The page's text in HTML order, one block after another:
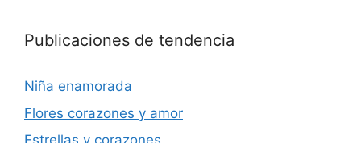
Publicaciones de tendencia
Niña enamorada
Flores corazones y amor
Estrellas y corazones